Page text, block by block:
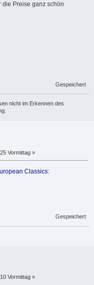
die Preise ganz schön
Gespeichert
nicht im Erkennen des
Vormittag »
Classics:
Gespeichert
Vormittag »